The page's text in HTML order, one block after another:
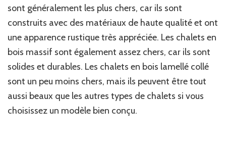
sont généralement les plus chers, car ils sont
construits avec des matériaux de haute qualité et ont
une apparence rustique très appréciée. Les chalets en
bois massif sont également assez chers, car ils sont
solides et durables. Les chalets en bois lamellé collé
sont un peu moins chers, mais ils peuvent être tout
aussi beaux que les autres types de chalets si vous
choisissez un modèle bien conçu.